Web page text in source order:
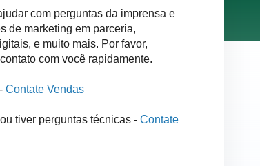
com perguntas da imprensa e
de marketing em parceria,
e muito mais. Por favor,
com você rapidamente.
Contate Vendas
tiver perguntas técnicas - Contate